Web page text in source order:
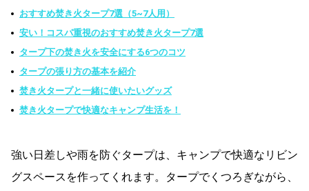
おすすめ焚き火タープ7選（5~7人用）
安い！コスパ重視のおすすめ焚き火タープ7選
タープ下の焚き火を安全にする6つのコツ
タープの張り方の基本を紹介
焚き火タープと一緒に使いたいグッズ
焚き火タープで快適なキャンプ生活を！
強い日差しや雨を防ぐタープは、キャンプで快適なリビン
グスペースを作ってくれます。タープでくつろぎながら、